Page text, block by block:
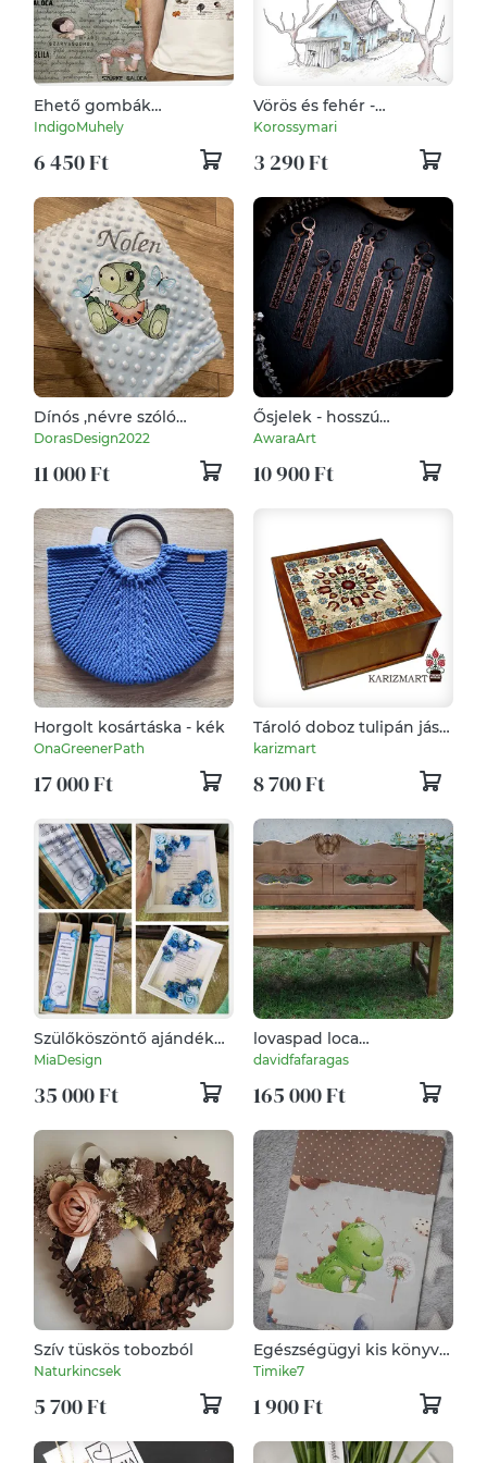
Ehető gombák
Magyarországon
IndigoMuhely
6 450 Ft
Vörös és fehér -
mesekönyv
Korossymari
3 290 Ft
Dínós ,névre szóló
babatakaró
DorasDesign2022
11 000 Ft
Ősjelek - hosszú
Rovásírásos réz ötvözet
AwaraArt
10 900 Ft
Horgolt kosártáska - kék
OnaGreenerPath
17 000 Ft
Tároló doboz tulipán jász
motívummal #TD04-22
karizmart
8 700 Ft
Szülőköszöntő ajándék
szett
MiaDesign
35 000 Ft
lovaspad loca
lovasfaragás
lovasajándék lovasbútor
pad fapad
davidfafaragas
165 000 Ft
Szív tüskös tobozból
Naturkincsek
5 700 Ft
Egészségügyi kis könyv
borìtó
Timike7
1 900 Ft